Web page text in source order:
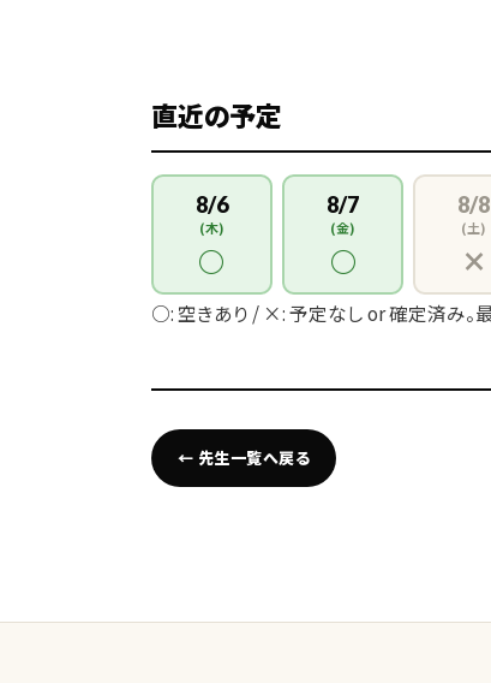
直近の予定
8/6
(木)
○
8/7
(金)
○
8/8
(土)
×
○: 空きあり / ×: 予定なし or 確定済み。
← 先生一覧へ戻る